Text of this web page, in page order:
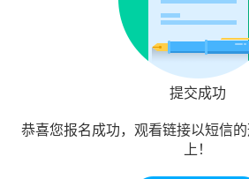
提交成功
恭喜您报名成功，观看链接以短信
上！